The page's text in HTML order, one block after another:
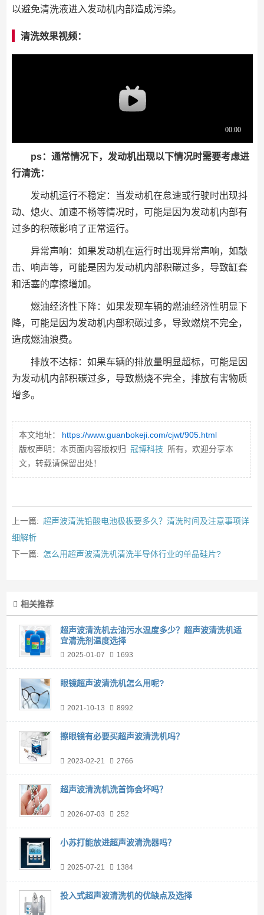
以避免清洗液进入发动机内部造成污染。
清洗效果视频：
ps：通常情况下，发动机出现以下情况时需要考虑进
行清洗：
发动机运行不稳定：当发动机在怠速或行驶时出现抖
动、熄火、加速不畅等情况时，可能是因为发动机内部有
过多的积碳影响了正常运行。
异常声响：如果发动机在运行时出现异常声响，如敲
击、响声等，可能是因为发动机内部积碳过多，导致缸套
和活塞的摩擦增加。
燃油经济性下降：如果发现车辆的燃油经济性明显下
降，可能是因为发动机内部积碳过多，导致燃烧不完全，
造成燃油浪费。
排放不达标：如果车辆的排放量明显超标，可能是因
为发动机内部积碳过多，导致燃烧不完全，排放有害物质
增多。
本文地址：
https://www.guanbokeji.com/cjwt/905.html
版权声明：本页面内容版权归 冠博科技 所有，欢迎分享本
文，转载请保留出处！
上一篇: 超声波清洗铅酸电池极板要多久？清洗时间及注意事项详
细解析
下一篇: 怎么用超声波清洗机清洗半导体行业的单晶硅片?
相关推荐
超声波清洗机去油污水温度多少？超声波清洗机适
宜清洗剂温度选择
2025-01-07 1693
眼镜超声波清洗机怎么用呢?
2021-10-13 8992
擦眼镜有必要买超声波清洗机吗？
2023-02-21 2766
超声波清洗机洗首饰会坏吗？
2026-07-03 252
小苏打能放进超声波清洗器吗？
2025-07-21 1384
投入式超声波清洗机的优缺点及选择